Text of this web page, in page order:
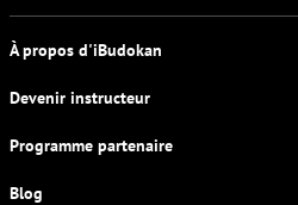
À propos d'iBudokan
Devenir instructeur
Programme partenaire
Blog